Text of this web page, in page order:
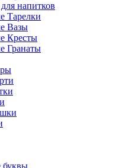
напитков
Тарелки
Вазы
Кресты
Гранаты
буквы